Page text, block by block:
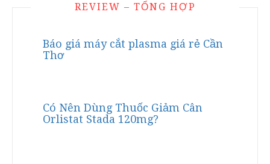
REVIEW – TỔNG HỢP
Báo giá máy cắt plasma giá rẻ Cần
Thơ
Có Nên Dùng Thuốc Giảm Cân
Orlistat Stada 120mg?